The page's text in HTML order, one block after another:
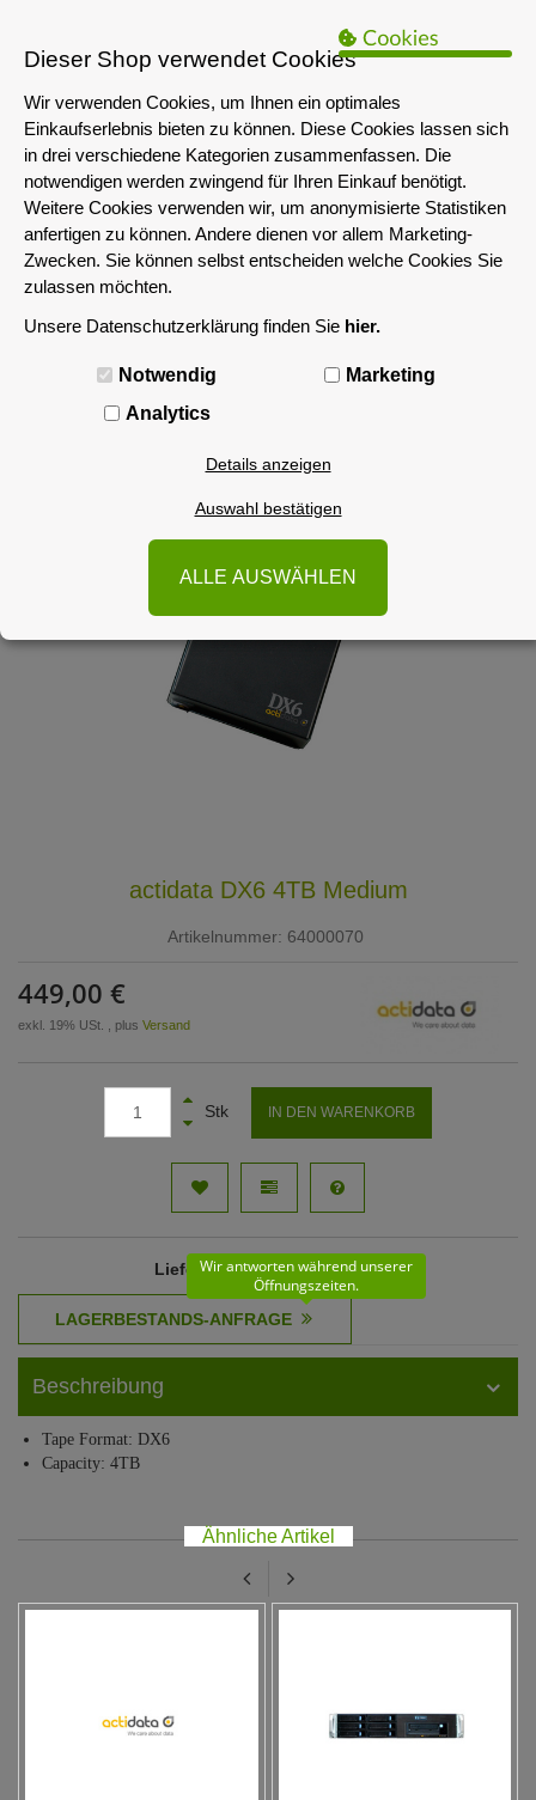
Das servershop-bayern.de Angebot richtet sich nur an
Unternehmen i.S.d. § 14 BGB sowie die öffentliche Hand. Ein Verkauf
an Privatpersonen ist nicht möglich.
MENÜ
actidata DX6 4TB Medium
Artikelnummer: 64000070
449,00 €
exkl. 19% USt. , plus Versand
Stk IN DEN WARENKORB
Lieferzeit: 15 - 16 Werktage
Wir antworten während unserer
Öffnungszeiten.
Beschreibung
Tape Format: DX6
Capacity: 4TB
Ähnliche Artikel
Dieser Shop verwendet Cookies
Wir verwenden Cookies, um Ihnen ein optimales
Einkaufserlebnis bieten zu können. Diese Cookies lassen sich
in drei verschiedene Kategorien zusammenfassen. Die
notwendigen werden zwingend für Ihren Einkauf benötigt.
Weitere Cookies verwenden wir, um anonymisierte Statistiken
anfertigen zu können. Andere dienen vor allem Marketing-
Zwecken. Sie können selbst entscheiden welche Cookies Sie
zulassen möchten.
Unsere Datenschutzerklärung finden Sie hier.
Notwendig
Marketing
Analytics
Details anzeigen
Auswahl bestätigen
ALLE AUSWÄHLEN